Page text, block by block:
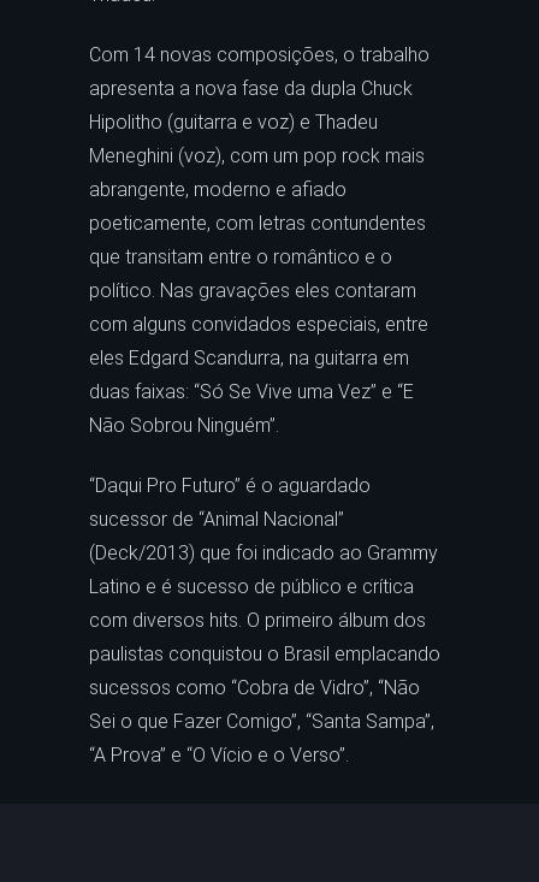
Com 14 novas composições, o trabalho
apresenta a nova fase da dupla Chuck
Hipolitho (guitarra e voz) e Thadeu
Meneghini (voz), com um pop rock mais
abrangente, moderno e afiado
poeticamente, com letras contundentes
que transitam entre o romântico e o
político. Nas gravações eles contaram
com alguns convidados especiais, entre
eles Edgard Scandurra, na guitarra em
duas faixas: “Só Se Vive uma Vez” e “E
Não Sobrou Ninguém”.
“Daqui Pro Futuro” é o aguardado
sucessor de “Animal Nacional”
(Deck/2013) que foi indicado ao Grammy
Latino e é sucesso de público e crítica
com diversos hits. O primeiro álbum dos
paulistas conquistou o Brasil emplacando
sucessos como “Cobra de Vidro”, “Não
Sei o que Fazer Comigo”, “Santa Sampa”,
“A Prova” e “O Vício e o Verso”.